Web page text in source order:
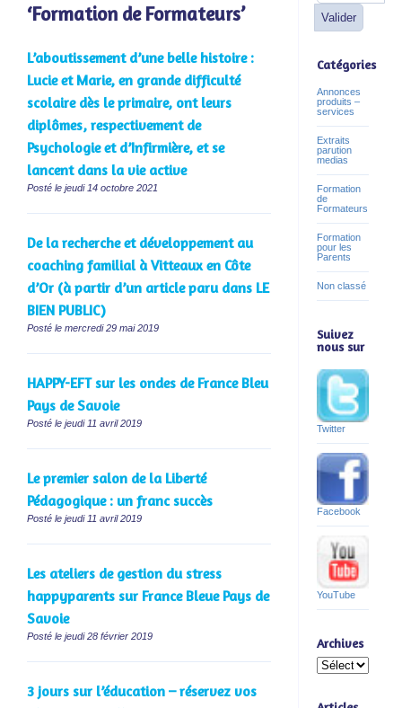
‘Formation de Formateurs’
L’aboutissement d’une belle histoire :
Lucie et Marie, en grande difficulté
scolaire dès le primaire, ont leurs
diplômes, respectivement de
Psychologie et d’Infirmière, et se
lancent dans la vie active
Posté le jeudi 14 octobre 2021
De la recherche et développement au
coaching familial à Vitteaux en Côte
d’Or (à partir d’un article paru dans LE
BIEN PUBLIC)
Posté le mercredi 29 mai 2019
HAPPY-EFT sur les ondes de France Bleu
Pays de Savoie
Posté le jeudi 11 avril 2019
Le premier salon de la Liberté
Pédagogique : un franc succès
Posté le jeudi 11 avril 2019
Les ateliers de gestion du stress
happyparents sur France Bleue Pays de
Savoie
Posté le jeudi 28 février 2019
3 jours sur l’éducation – réservez vos
Catégories
Annonces
produits –
services
Extraits
parution
medias
Formation
de
Formateurs
Formation
pour les
Parents
Non classé
Suivez
nous sur
Twitter
Facebook
YouTube
Archives
Archives